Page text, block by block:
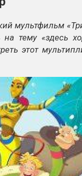
мультфильм
на тему «здесь
этот